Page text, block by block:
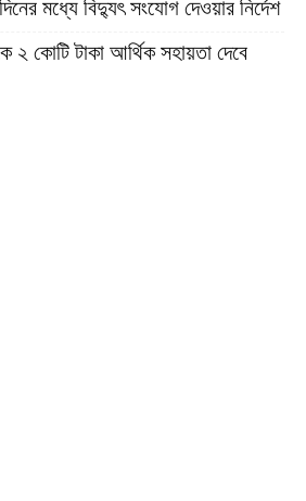
দিনের মধ্যে বিদ্যুৎ সংযোগ দেওয়ার নির্দেশ
২ কোটি টাকা আর্থিক সহায়তা দেবে